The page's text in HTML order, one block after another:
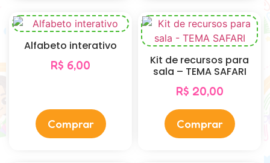
Alfabeto interativo
R$ 6,00
Comprar
Kit de recursos para
sala – TEMA SAFARI
R$ 20,00
Comprar